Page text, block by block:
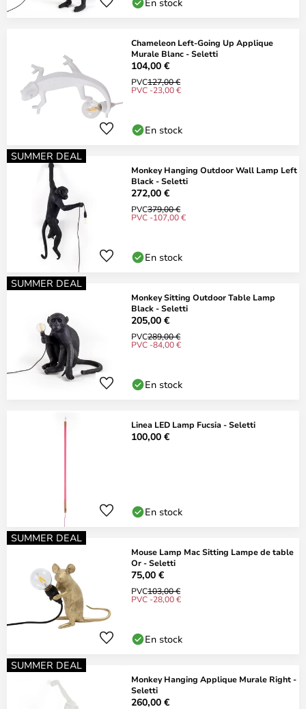
Chameleon Left-Going Up Applique
Murale Blanc - Seletti
104,00 €
PVC127,00 €
PVC -23,00 €
En stock
SUMMER DEAL
Monkey Hanging Outdoor Wall Lamp Left
Black - Seletti
272,00 €
PVC379,00 €
PVC -107,00 €
En stock
SUMMER DEAL
Monkey Sitting Outdoor Table Lamp
Black - Seletti
205,00 €
PVC289,00 €
PVC -84,00 €
En stock
Linea LED Lamp Fucsia - Seletti
100,00 €
En stock
SUMMER DEAL
Mouse Lamp Mac Sitting Lampe de table
Or - Seletti
75,00 €
PVC103,00 €
PVC -28,00 €
En stock
SUMMER DEAL
Monkey Hanging Applique Murale Right -
Seletti
260,00 €